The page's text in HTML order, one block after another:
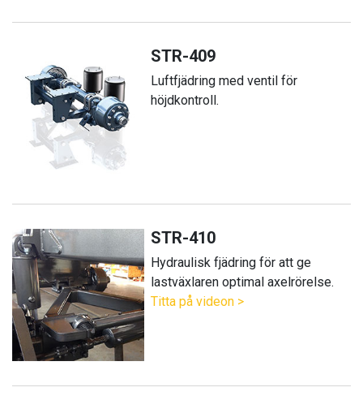
STR-409
Luftfjädring med ventil för
höjdkontroll.
STR-410
Hydraulisk fjädring för att ge
lastväxlaren optimal axelrörelse.
Titta på videon >